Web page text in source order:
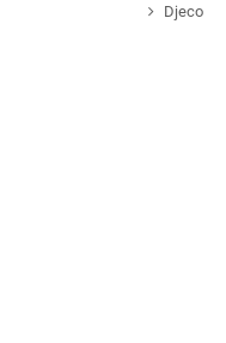
Djeco